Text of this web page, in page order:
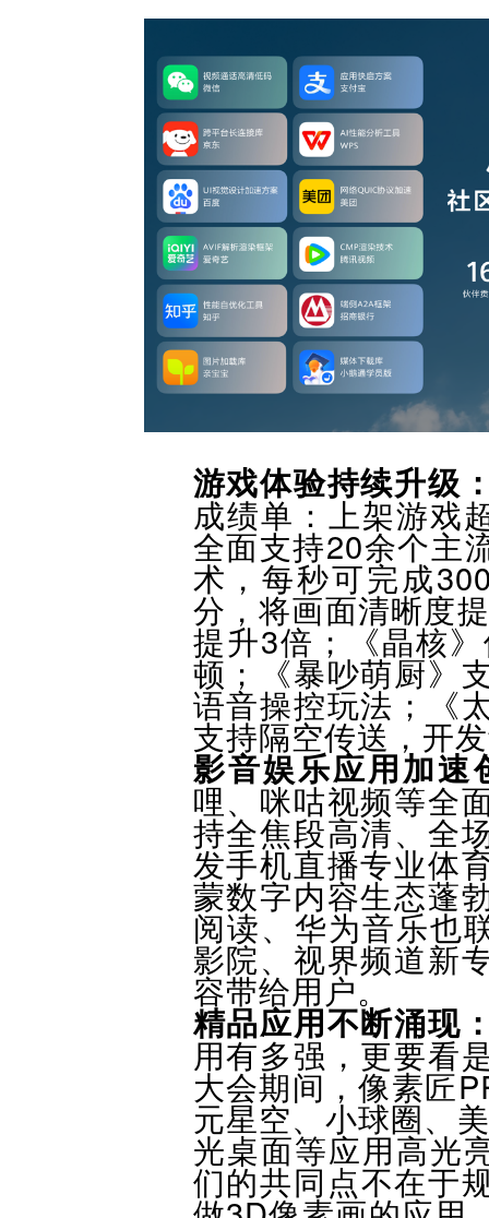
游戏体验持续升级
成绩单：上架游戏
全面支持20余个主
术，每秒可完成
分，将画面清晰度
提升3倍；《晶核
顿；《暴吵萌厨》
语音操控玩法；《
支持隔空传送，开
影音娱乐应用加速
哩、咪咕视频等全
持全焦段高清、全
发手机直播专业体
蒙数字内容生态蓬
阅读、华为音乐也
影院、视界频道新
容带给用户。
精品应用不断涌现
用有多强，更要看
大会期间，像素匠
元星空、小球圈、
光桌面等应用高光
们的共同点不在于